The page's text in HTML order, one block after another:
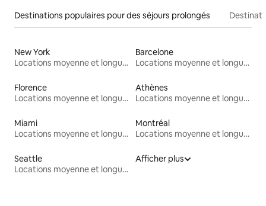
Destinations populaires pour des séjours prolongés
New York
Locations moyenne et longue durée
Barcelone
Locations moyenne et longue durée
Florence
Locations moyenne et longue durée
Athènes
Locations moyenne et longue durée
Miami
Locations moyenne et longue durée
Montréal
Locations moyenne et longue durée
Seattle
Locations moyenne et longue durée
Afficher plus